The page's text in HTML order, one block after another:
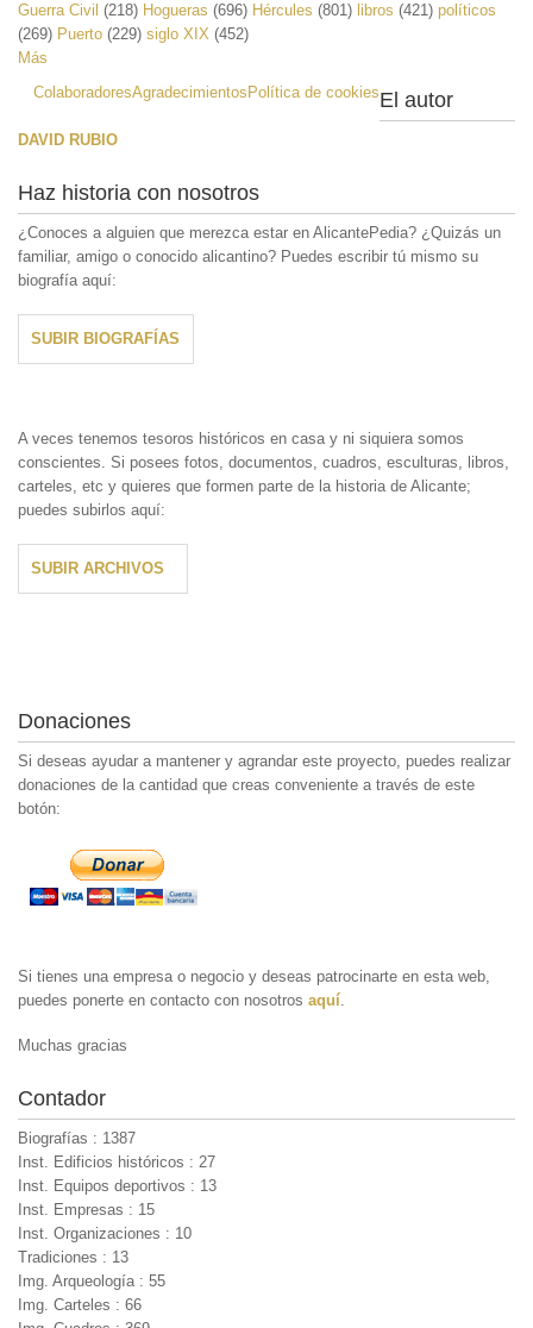
Guerra Civil (218) Hogueras (696) Hércules (801) libros (421) políticos
(269) Puerto (229) siglo XIX (452)
Más
ColaboradoresAgradecimientosPolítica de cookiesEl autor
DAVID RUBIO
Haz historia con nosotros
¿Conoces a alguien que merezca estar en AlicantePedia? ¿Quizás un
familiar, amigo o conocido alicantino? Puedes escribir tú mismo su
biografía aquí:
SUBIR BIOGRAFÍAS
A veces tenemos tesoros históricos en casa y ni siquiera somos
conscientes. Si posees fotos, documentos, cuadros, esculturas, libros,
carteles, etc y quieres que formen parte de la historia de Alicante;
puedes subirlos aquí:
SUBIR ARCHIVOS
Donaciones
Si deseas ayudar a mantener y agrandar este proyecto, puedes realizar
donaciones de la cantidad que creas conveniente a través de este
botón:
Si tienes una empresa o negocio y deseas patrocinarte en esta web,
puedes ponerte en contacto con nosotros aquí
Muchas gracias
Contador
Biografías : 1387
Inst. Edificios históricos : 27
Inst. Equipos deportivos : 13
Inst. Empresas : 15
Inst. Organizaciones : 10
Tradiciones : 13
Img. Arqueología : 55
Img. Carteles : 66